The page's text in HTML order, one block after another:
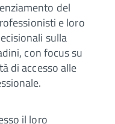
del
e loro
sulla
con focus su
di accesso alle
il loro